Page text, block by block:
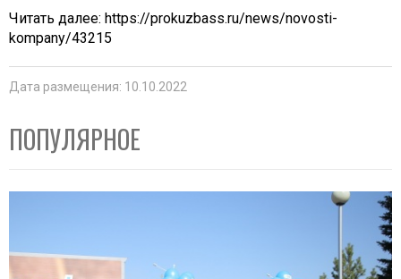
Читать далее: https://prokuzbass.ru/news/novosti-
kompany/43215
Дата размещения: 10.10.2022
ПОПУЛЯРНОЕ